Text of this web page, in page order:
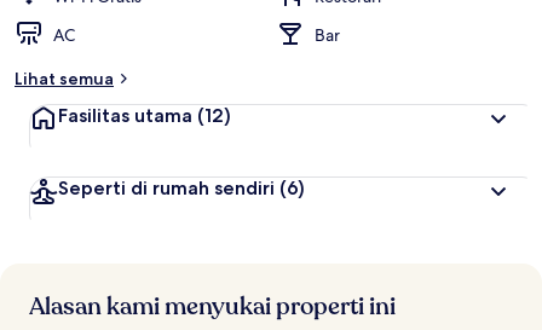
AC
Bar
Lihat semua
Fasilitas utama (12)
Seperti di rumah sendiri (6)
Alasan kami menyukai properti ini